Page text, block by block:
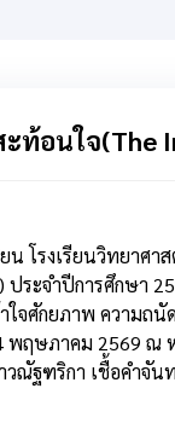
ะท้อนใจ(The
โรงเรียนวิทยาศา
ระจำปีการศึกษา
ใจศักยภาพ ความถ
พฤษภาคม 2569 ณ
วณัฐฑริกา เชื้อคำจั